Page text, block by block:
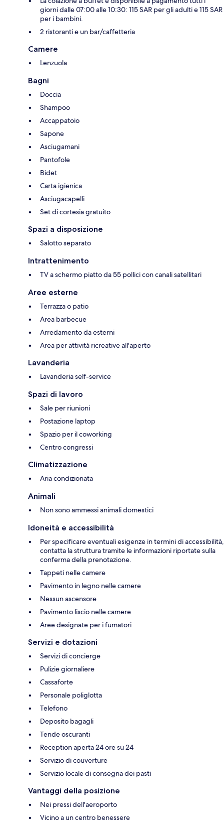
giorni dalle 07:00 alle 10:30: 115 SAR per gli adulti e 115 SAR
per i bambini.
2 ristoranti e un bar/caffetteria
Camere
Lenzuola
Bagni
Doccia
Shampoo
Accappatoio
Sapone
Asciugamani
Pantofole
Bidet
Carta igienica
Asciugacapelli
Set di cortesia gratuito
Spazi a disposizione
Salotto separato
Intrattenimento
TV a schermo piatto da 55 pollici con canali satellitari
Aree esterne
Terrazza o patio
Area barbecue
Arredamento da esterni
Area per attività ricreative all'aperto
Lavanderia
Lavanderia self-service
Spazi di lavoro
Sale per riunioni
Postazione laptop
Spazio per il coworking
Centro congressi
Climatizzazione
Aria condizionata
Animali
Non sono ammessi animali domestici
Idoneità e accessibilità
Per specificare eventuali esigenze in termini di accessibilità,
contatta la struttura tramite le informazioni riportate sulla
conferma della prenotazione.
Tappeti nelle camere
Pavimento in legno nelle camere
Nessun ascensore
Pavimento liscio nelle camere
Aree designate per i fumatori
Servizi e dotazioni
Servizi di concierge
Pulizie giornaliere
Cassaforte
Personale poliglotta
Telefono
Deposito bagagli
Tende oscuranti
Reception aperta 24 ore su 24
Servizio di couverture
Servizio locale di consegna dei pasti
Vantaggi della posizione
Nei pressi dell'aeroporto
Vicino a un centro benessere